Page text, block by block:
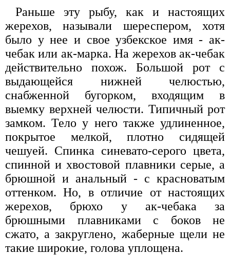
Раньше эту рыбу, как и настоящих
жерехов, называли шереспером, хотя
было у нее и свое узбекское имя - ак-
чебак или ак-марка. На жерехов ак-чебак
действительно похож. Большой рот с
выдающейся нижней челюстью,
снабженной бугорком, входящим в
выемку верхней челюсти. Типичный рот
замком. Тело у него также удлиненное,
покрытое мелкой, плотно сидящей
чешуей. Спинка синевато-серого цвета,
спинной и хвостовой плавники серые, а
брюшной и анальный - с красноватым
оттенком. Но, в отличие от настоящих
жерехов, брюхо у ак-чебака за
брюшными плавниками с боков не
сжато, а закруглено, жаберные щели не
такие широкие, голова уплощена.